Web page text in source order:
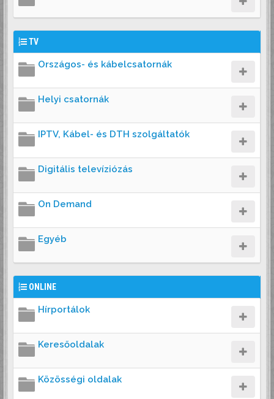
TV
Országos- és kábelcsatornák
Helyi csatornák
IPTV, Kábel- és DTH szolgáltatók
Digitális televíziózás
On Demand
Egyéb
ONLINE
Hírportálok
Keresőoldalak
Közösségi oldalak